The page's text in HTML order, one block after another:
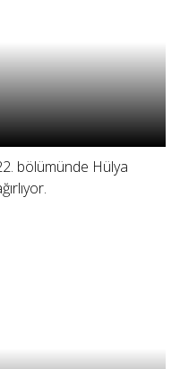
bölümünde Hülya